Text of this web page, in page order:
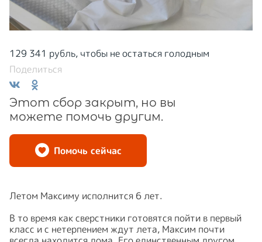
129 341 рубль, чтобы не остаться голодным
Поделиться
Этот сбор закрыт, но вы
можете помочь другим.
Помочь сейчас
Летом Максиму исполнится 6 лет.
В то время как сверстники готовятся пойти в первый
класс и с нетерпением ждут лета, Максим почти